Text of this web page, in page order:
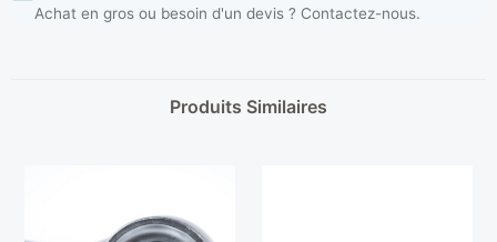
Achat en gros ou besoin d'un devis ? Contactez-nous.
Produits Similaires